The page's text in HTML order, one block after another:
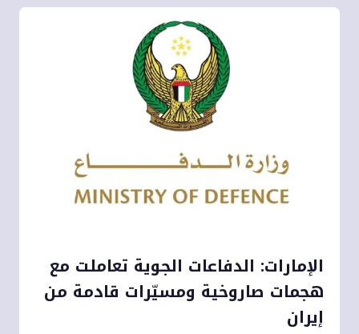
الإمارات: الدفاعات الجوية تعاملت مع
هجمات صاروخية ومسيّرات قادمة من
إيران